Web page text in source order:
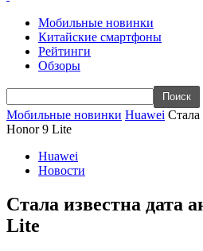
Мобильные новинки
Китайские смартфоны
Рейтинги
Обзоры
Мобильные новинки Huawei Стала
Honor 9 Lite
Huawei
Новости
Стала известна дата
Lite